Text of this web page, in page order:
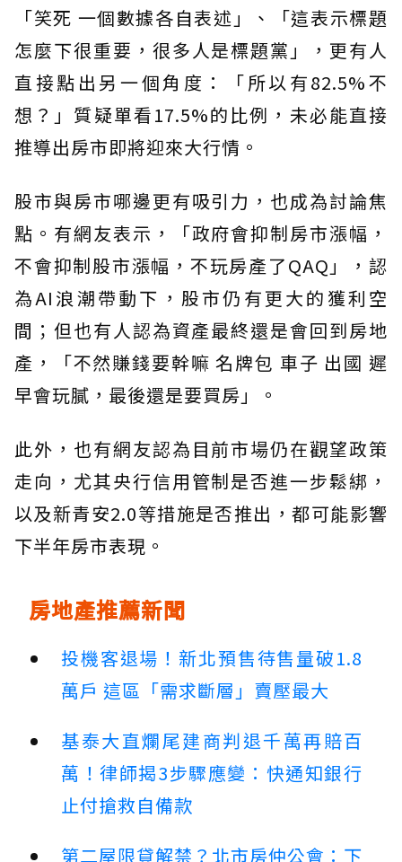
「笑死 一個數據各自表述」、「這表示標題
怎麼下很重要，很多人是標題黨」，更有人
直接點出另一個角度：「所以有82.5%不
想？」質疑單看17.5%的比例，未必能直接
推導出房市即將迎來大行情。
股市與房市哪邊更有吸引力，也成為討論焦
點。有網友表示，「政府會抑制房市漲幅，
不會抑制股市漲幅，不玩房產了QAQ」，認
為AI浪潮帶動下，股市仍有更大的獲利空
間；但也有人認為資產最終還是會回到房地
產，「不然賺錢要幹嘛 名牌包 車子 出國 遲
早會玩膩，最後還是要買房」。
此外，也有網友認為目前市場仍在觀望政策
走向，尤其央行信用管制是否進一步鬆綁，
以及新青安2.0等措施是否推出，都可能影響
下半年房市表現。
房地產推薦新聞
投機客退場！新北預售待售量破1.8
萬戶 這區「需求斷層」賣壓最大
基泰大直爛尾建商判退千萬再賠百
萬！律師揭3步驟應變：快通知銀行
止付搶救自備款
第二屋限貸解禁？北市房仲公會：下